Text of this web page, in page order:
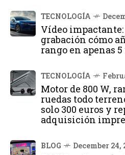
TECNOLOGÍA
Vídeo
grabación cómo
rango en apenas
TECNOLOGÍA
Motor de 800 W,
ruedas todo
solo 300 euros y
adquisición
BLOG December 24,